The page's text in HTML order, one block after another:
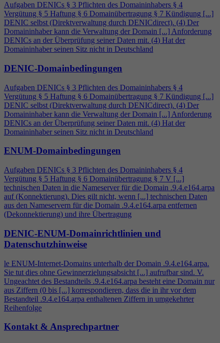
Aufgaben DENICs § 3 Pflichten des Domaininhabers § 4
Vergütung § 5 Haftung § 6 Domainübertragung § 7 Kündigung [...]
DENIC selbst (Direktverwaltung durch DENICdirect). (4) Der
Domaininhaber kann die Verwaltung der Domain [...] Anforderung
DENICs an der Überprüfung seiner Daten mit. (4) Hat der
Domaininhaber seinen Sitz nicht in Deutschland
DENIC-Domainbedingungen
Aufgaben DENICs § 3 Pflichten des Domaininhabers § 4
Vergütung § 5 Haftung § 6 Domainübertragung § 7 Kündigung [...]
DENIC selbst (Direktverwaltung durch DENICdirect). (4) Der
Domaininhaber kann die Verwaltung der Domain [...] Anforderung
DENICs an der Überprüfung seiner Daten mit. (4) Hat der
Domaininhaber seinen Sitz nicht in Deutschland
ENUM-Domainbedingungen
Aufgaben DENICs § 3 Pflichten des Domaininhabers § 4
Vergütung § 5 Haftung § 6 Domainübertragung § 7 V [...]
technischen Daten in die Nameserver für die Domain .9.4.e164.arpa
auf (Konnektierung). Dies gilt nicht, wenn [...] technischen Daten
aus den Nameservern für die Domain .9.4.e164.arpa entfernen
(Dekonnektierung) und ihre Übertragung
DENIC-ENUM-Domainrichtlinien und
Datenschutzhinweise
le ENUM-Internet-Domains unterhalb der Domain .9.4.e164.arpa.
Sie tut dies ohne Gewinnerzielungsabsicht [...] aufrufbar sind. V.
Ungeachtet des Bestandteils .9.4.e164.arpa besteht eine Domain nur
aus Ziffern (0 bis [...] korrespondieren, dass die in ihr vor dem
Bestandteil .9.4.e164.arpa enthaltenen Ziffern in umgekehrter
Reihenfolge
Kontakt & Ansprechpartner